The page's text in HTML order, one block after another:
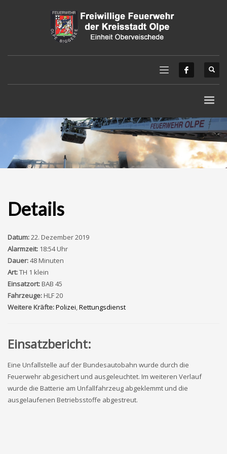
Details
Datum:22. Dezember 2019
Alarmzeit: 18:54 Uhr
Dauer:48 Minuten
Art:TH 1 klein
Einsatzort:BAB 45
Fahrzeuge:HLF 20
Weitere Kräfte:Polizei,Rettungsdienst
Einsatzbericht:
Eine Unfallstelle auf der Bundesautobahn wurde durch die
Feuerwehr abgesichert und ausgeleuchtet. Im weiteren Verlauf
wurde die Batterie am Unfallfahrzeug abgeklemmt und die
ausgelaufenen Betriebsstoffe abgestreut.